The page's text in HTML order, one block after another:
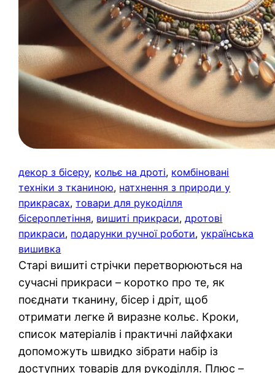
декор з бісеру, кольє на дроті, комбіновані
техніки з тканиною, натхнення з природи у
прикрасах, товари для рукоділля
бісероплетіння, вишиті прикраси, дротові
прикраси, подарунки ручної роботи, українська
вишивка
Старі вишиті стрічки перетворюються на
сучасні прикраси – коротко про те, як
поєднати тканину, бісер і дріт, щоб
отримати легке й виразне кольє. Кроки,
список матеріалів і практичні лайфхаки
допоможуть швидко зібрати набір із
доступних товарів для рукоділля. Плюс –